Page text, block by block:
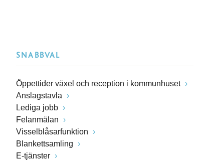
SNABBVAL
Öppettider växel och reception i kommunhuset
Anslagstavla
Lediga jobb
Felanmälan
Visselblåsarfunktion
Blankettsamling
E-tjänster